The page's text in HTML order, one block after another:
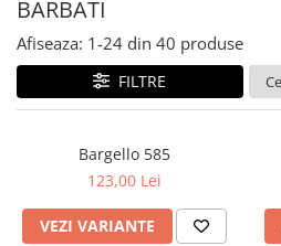
Ambra- Floral- Unisex
Floral-Fructat
Lemnos - Floral - Mosc
Cypre-Fructat
Cypre-Floral
Floral - Lemnos - Mosc
Ambra- Lemnos - Unisex
Cypre-Floral
Floral
Oriental-Condimentat
Lemnos-Condimentat
Oriental-Lemnos
BARBATI
Afiseaza: 1-24 din 40 produse
FILTRE
Bargello 585
123,00 Lei
VEZI VARIANTE